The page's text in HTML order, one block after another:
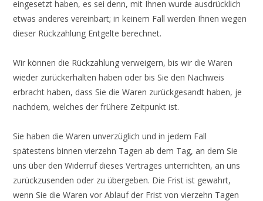
eingesetzt haben, es sei denn, mit Ihnen wurde ausdrücklich
etwas anderes vereinbart; in keinem Fall werden Ihnen wegen
dieser Rückzahlung Entgelte berechnet.
Wir können die Rückzahlung verweigern, bis wir die Waren
wieder zurückerhalten haben oder bis Sie den Nachweis
erbracht haben, dass Sie die Waren zurückgesandt haben, je
nachdem, welches der frühere Zeitpunkt ist.
Sie haben die Waren unverzüglich und in jedem Fall
spätestens binnen vierzehn Tagen ab dem Tag, an dem Sie
uns über den Widerruf dieses Vertrages unterrichten, an uns
zurückzusenden oder zu übergeben. Die Frist ist gewahrt,
wenn Sie die Waren vor Ablauf der Frist von vierzehn Tagen